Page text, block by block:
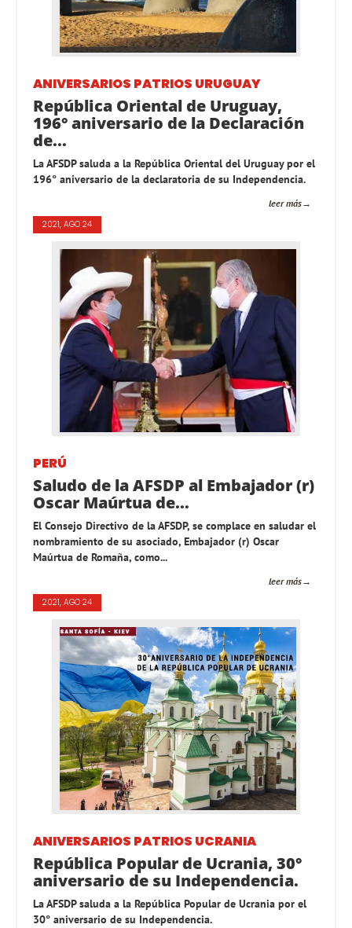
ANIVERSARIOS PATRIOS URUGUAY
República Oriental de Uruguay,
196° aniversario de la Declaración
de...
La AFSDP saluda a la República Oriental del Uruguay por el
196° aniversario de la declaratoria de su Independencia.
leer más
2021, AGO 24
PERÚ
Saludo de la AFSDP al Embajador (r)
Oscar Maúrtua de...
El Consejo Directivo de la AFSDP, se complace en saludar el
nombramiento de su asociado, Embajador (r) Oscar
Maúrtua de Romaña, como...
leer más
2021, AGO 24
ANIVERSARIOS PATRIOS UCRANIA
República Popular de Ucrania, 30°
aniversario de su Independencia.
La AFSDP saluda a la República Popular de Ucrania por el
30° aniversario de su Independencia.